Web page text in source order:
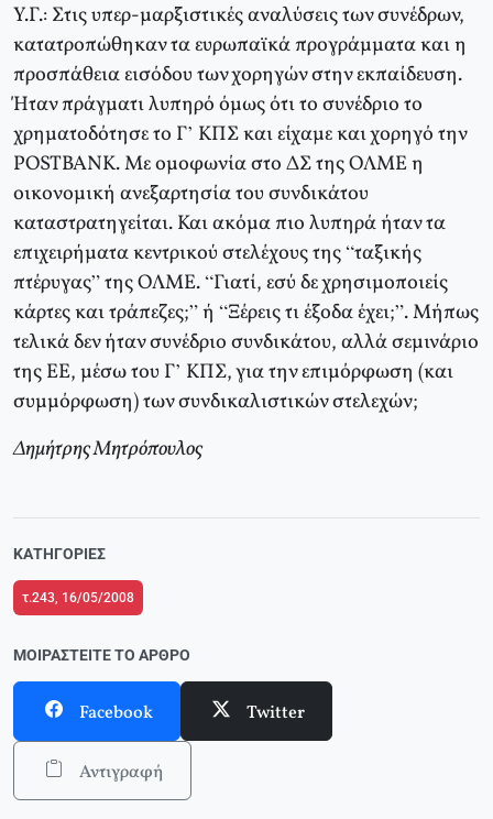
Υ.Γ.: Στις υπερ-μαρξιστικές αναλύσεις των συνέδρων,
κατατροπώθηκαν τα ευρωπαϊκά προγράμματα και η
προσπάθεια εισόδου των χορηγών στην εκπαίδευση.
Ήταν πράγματι λυπηρό όμως ότι το συνέδριο το
χρηματοδότησε το Γ’ ΚΠΣ και είχαμε και χορηγό την
POSTBANK. Με ομοφωνία στο ΔΣ της ΟΛΜΕ η
οικονομική ανεξαρτησία του συνδικάτου
καταστρατηγείται. Και ακόμα πιο λυπηρά ήταν τα
επιχειρήματα κεντρικού στελέχους της “ταξικής
πτέρυγας” της ΟΛΜΕ. “Γιατί, εσύ δε χρησιμοποιείς
κάρτες και τράπεζες;” ή “Ξέρεις τι έξοδα έχει;”. Μήπως
τελικά δεν ήταν συνέδριο συνδικάτου, αλλά σεμινάριο
της ΕΕ, μέσω του Γ’ ΚΠΣ, για την επιμόρφωση (και
συμμόρφωση) των συνδικαλιστικών στελεχών;
Δημήτρης Μητρόπουλος
ΚΑΤΗΓΟΡΊΕΣ
τ.243, 16/05/2008
ΜΟΙΡΑΣΤΕΊΤΕ ΤΟ ΆΡΘΡΟ
Facebook Twitter
Αντιγραφή